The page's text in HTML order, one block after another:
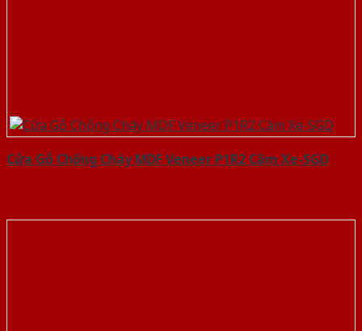
Cửa Gỗ Chống Cháy MDF Veneer P1R2 Căm Xe-SGD